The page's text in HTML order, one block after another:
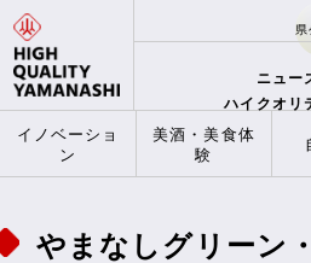
ニュー
ハイクオリ
イノベーショ
ン
美酒・美食体
験
やまなしグリーン